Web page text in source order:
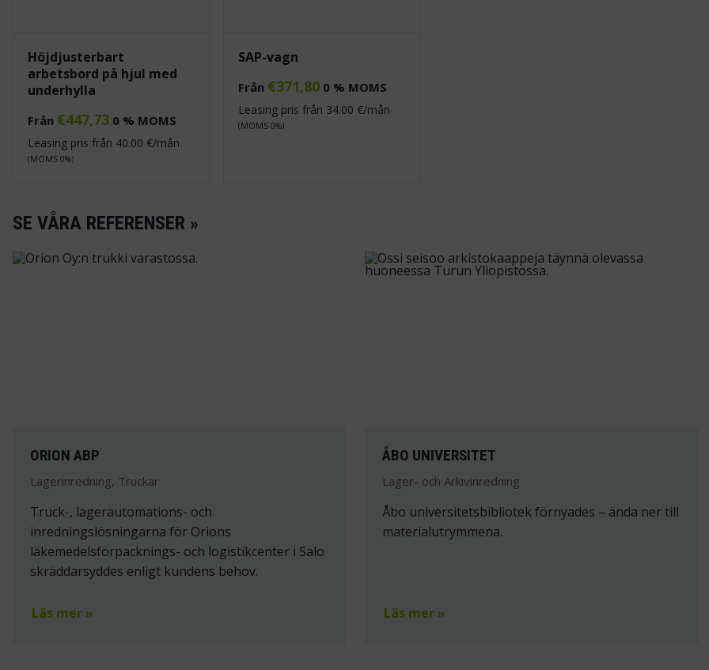
Höjdjusterbart
arbetsbord på hjul med
underhylla
Från €447,73 0 % MOMS
Leasing pris från 40.00 €/mån
(MOMS 0%)
SAP-vagn
Från €371,80 0 % MOMS
Leasing pris från 34.00 €/mån
(MOMS 0%)
SE VÅRA REFERENSER »
ORION ABP
Lagerinredning, Truckar
Truck-, lagerautomations- och
inredningslösningarna för Orions
läkemedelsförpacknings- och logistikcenter i Salo
skräddarsyddes enligt kundens behov.
Läs mer »
ÅBO UNIVERSITET
Lager- och Arkivinredning
Åbo universitetsbibliotek förnyades – ända ner till
materialutrymmena.
Läs mer »